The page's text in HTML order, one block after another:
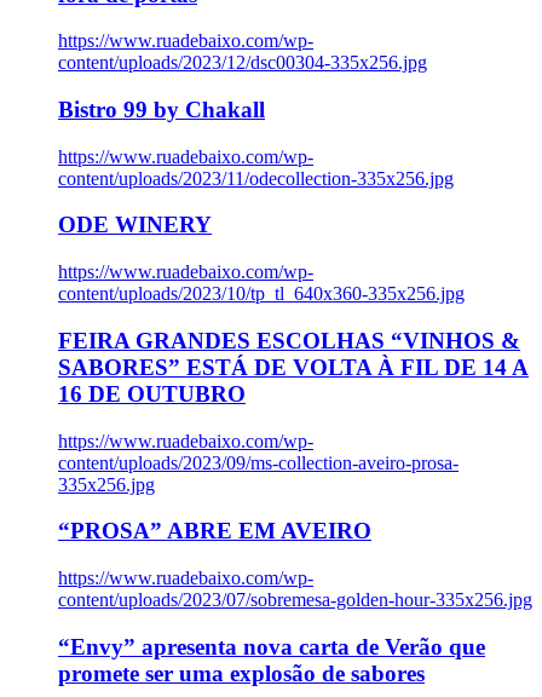
https://www.ruadebaixo.com/wp-
content/uploads/2023/12/dsc00304-335x256.jpg
Bistro 99 by Chakall
https://www.ruadebaixo.com/wp-
content/uploads/2023/11/odecollection-335x256.jpg
ODE WINERY
https://www.ruadebaixo.com/wp-
content/uploads/2023/10/tp_tl_640x360-335x256.jpg
FEIRA GRANDES ESCOLHAS “VINHOS &
SABORES” ESTÁ DE VOLTA À FIL DE 14 A
16 DE OUTUBRO
https://www.ruadebaixo.com/wp-
content/uploads/2023/09/ms-collection-aveiro-prosa-
335x256.jpg
“PROSA” ABRE EM AVEIRO
https://www.ruadebaixo.com/wp-
content/uploads/2023/07/sobremesa-golden-hour-335x256.jpg
“Envy” apresenta nova carta de Verão que
promete ser uma explosão de sabores